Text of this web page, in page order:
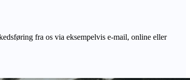
fra os via eksempelvis e-mail, online eller